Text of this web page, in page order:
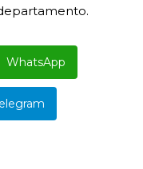
WhatsApp